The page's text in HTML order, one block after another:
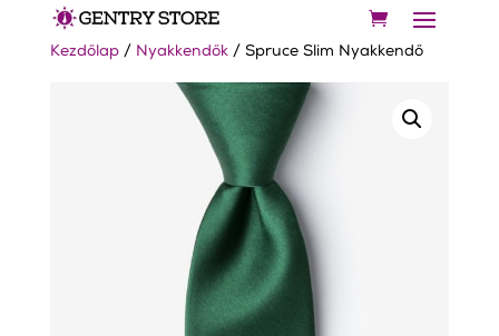
Kezdőlap/ Nyakkendők/ Spruce Slim Nyakkendő